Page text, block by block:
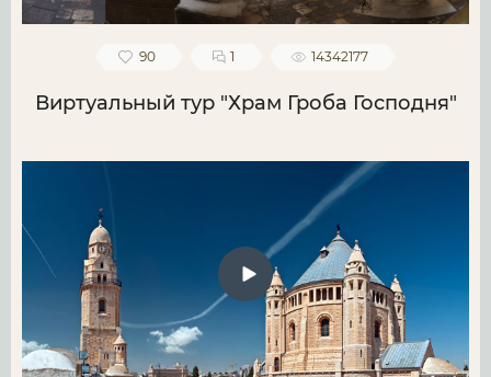
90 1 14342177
Виртуальный тур "Храм Гроба Господня"